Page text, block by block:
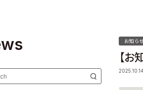
ws お知ら
【
2025.10.14